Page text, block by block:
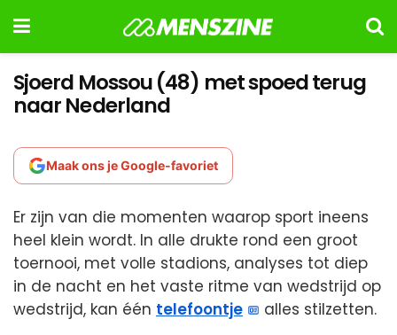
Sjoerd Mossou (48) met spoed terug
naar Nederland
Maak ons je Google-favoriet
Er zijn van die momenten waarop sport ineens
heel klein wordt. In alle drukte rond een groot
toernooi, met volle stadions, analyses tot diep
in de nacht en het vaste ritme van wedstrijd op
wedstrijd, kan één telefoontje alles stilzetten.